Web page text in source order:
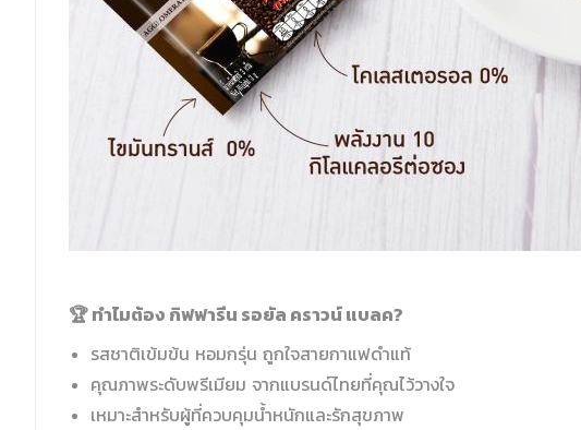
🏆 ทำไมต้อง กิฟฟารีน รอยัล คราวน์ แบลค?
รสชาติเข้มข้น หอมกรุ่น ถูกใจสายกาแฟดำแท้
คุณภาพระดับพรีเมียม จากแบรนด์ไทยที่คุณไว้วางใจ
เหมาะสำหรับผู้ที่ควบคุมน้ำหนักและรักสุขภาพ